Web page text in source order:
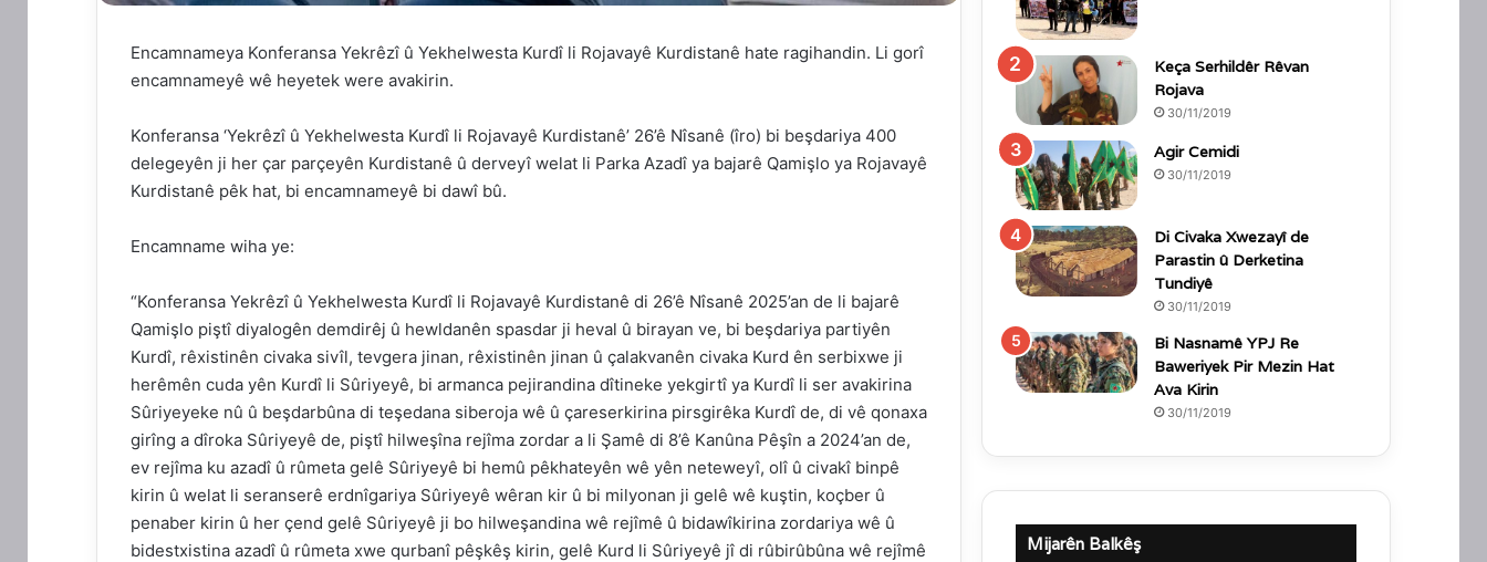
Encamnameya Konferansa Yekrêzî û Yekhelwesta Kurdî li Rojavayê Kurdistanê hate ragihandin. Li gorî
encamnameyê wê heyetek were avakirin.
Konferansa ‘Yekrêzî û Yekhelwesta Kurdî li Rojavayê Kurdistanê’ 26’ê Nîsanê (îro) bi beşdariya 400
delegeyên ji her çar parçeyên Kurdistanê û derveyî welat li Parka Azadî ya bajarê Qamişlo ya Rojavayê
Kurdistanê pêk hat, bi encamnameyê bi dawî bû.
Encamname wiha ye:
“Konferansa Yekrêzî û Yekhelwesta Kurdî li Rojavayê Kurdistanê di 26’ê Nîsanê 2025’an de li bajarê
Qamişlo piştî diyalogên demdirêj û hewldanên spasdar ji heval û birayan ve, bi beşdariya partiyên
Kurdî, rêxistinên civaka sivîl, tevgera jinan, rêxistinên jinan û çalakvanên civaka Kurd ên serbixwe ji
herêmên cuda yên Kurdî li Sûriyeyê, bi armanca pejirandina dîtineke yekgirtî ya Kurdî li ser avakirina
Sûriyeyeke nû û beşdarbûna di teşedana siberoja wê û çareserkirina pirsgirêka Kurdî de, di vê qonaxa
girîng a dîroka Sûriyeyê de, piştî hilweşîna rejîma zordar a li Şamê di 8’ê Kanûna Pêşîn a 2024’an de,
ev rejîma ku azadî û rûmeta gelê Sûriyeyê bi hemû pêkhateyên wê yên neteweyî, olî û civakî binpê
kirin û welat li seranserê erdnîgariya Sûriyeyê wêran kir û bi milyonan ji gelê wê kuştin, koçber û
penaber kirin û her çend gelê Sûriyeyê ji bo hilweşandina wê rejîmê û bidawîkirina zordariya wê û
bidestxistina azadî û rûmeta xwe qurbanî pêşkêş kirin, gelê Kurd li Sûriyeyê jî di rûbirûbûna wê rejîmê
Keça Serhildêr Rêvan
Rojava
30/11/2019
Agir Cemidi
30/11/2019
Di Civaka Xwezayî de
Parastin û Derketina
Tundiyê
30/11/2019
Bi Nasnamê YPJ Re
Baweriyek Pir Mezin Hat
Ava Kirin
30/11/2019
Mijarên Balkêş